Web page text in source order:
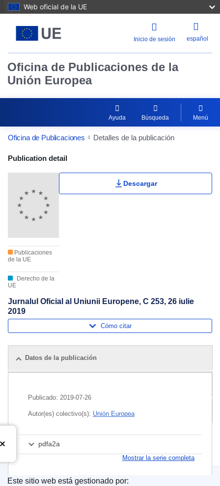
Web oficial de la UE
Inicio de sesión español
Oficina de Publicaciones de la
Unión Europea
Ayuda Búsqueda Menú
Oficina de Publicaciones Detalles de la publicación
Publication Detail Actions Portlet
Publication detail
Publicaciones
de la UE
Derecho de la
UE
Descargar
Jurnalul Oficial al Uniunii Europene, C 253, 26 iulie
2019
Cómo citar
Datos de la publicación
Paquete
Publicado: 2019-07-26
Autor(es) colectivo(s): Unión Europea
pdfa2a
Mostrar la serie completa
Este sitio web está gestionado por: